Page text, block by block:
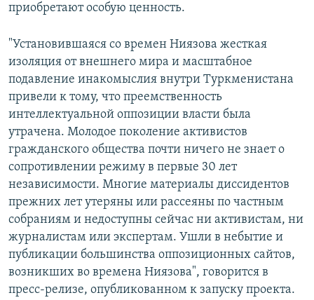
приобретают особую ценность.
"Установившаяся со времен Ниязова жесткая
изоляция от внешнего мира и масштабное
подавление инакомыслия внутри Туркменистана
привели к тому, что преемственность
интеллектуальной оппозиции власти была
утрачена. Молодое поколение активистов
гражданского общества почти ничего не знает о
сопротивлении режиму в первые 30 лет
независимости. Многие материалы диссидентов
прежних лет утеряны или рассеяны по частным
собраниям и недоступны сейчас ни активистам, ни
журналистам или экспертам. Ушли в небытие и
публикации большинства оппозиционных сайтов,
возникших во времена Ниязова", говорится в
пресс-релизе, опубликованном к запуску проекта.